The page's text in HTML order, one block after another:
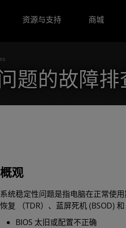
资源与支持 商城
题的故障排
概观
系统稳定性问题是指电脑在正常使
恢复 （TDR）、蓝屏死机 (BSOD)
BIOS 太旧或配置不正确